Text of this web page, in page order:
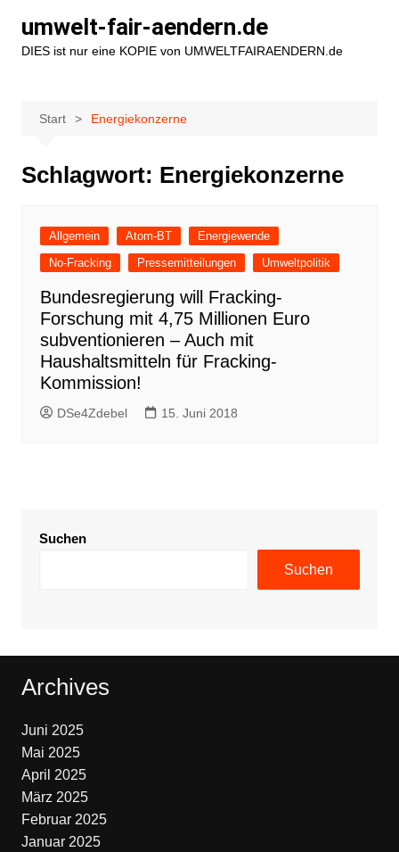
Inhalt
springen
umwelt-fair-aendern.de
DIES ist nur eine KOPIE von UMWELTFAIRAENDERN.de
Start Energiekonzerne
Schlagwort: Energiekonzerne
Allgemein Atom-BT
Energiewende
No-Fracking
Pressemitteilungen Umweltpolitik
Bundesregierung will Fracking-
Forschung mit 4,75 Millionen Euro
subventionieren – Auch mit
Haushaltsmitteln für Fracking-
Kommission!
DSe4Zdebel 15. Juni 2018
Suchen
Suchen
Archives
Juni 2025
Mai 2025
April 2025
März 2025
Februar 2025
Januar 2025